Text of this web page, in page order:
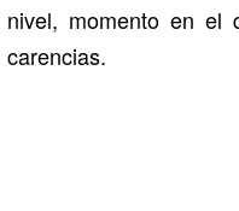
nivel, momento en el
carencias.